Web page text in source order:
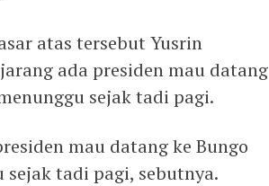
atas tersebut Yusrin
ada presiden mau datang
sejak tadi pagi.
mau datang ke Bungo
tadi pagi, sebutnya.